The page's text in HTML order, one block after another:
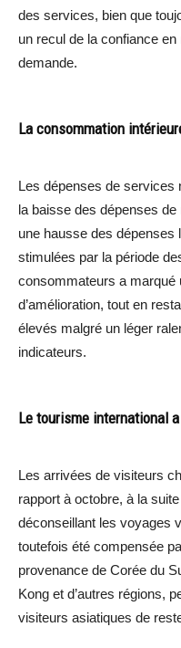
des services, bien que
un recul de la confiance
demande.
La consommation
Les dépenses de services
la baisse des dépenses
une hausse des dépenses
stimulées par la période
consommateurs a marqué
d’amélioration, tout en
élevés malgré un léger
indicateurs.
Le tourisme international
Les arrivées de visiteurs
rapport à octobre, à la
déconseillant les voyages
toutefois été compensée
provenance de Corée du
Kong et d’autres régions,
visiteurs asiatiques de